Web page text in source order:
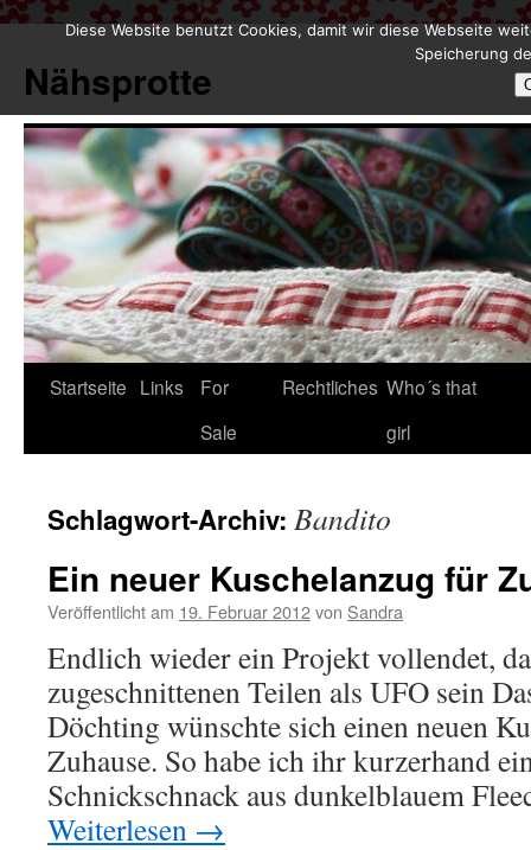
springen
Nähsprotte
Startseite Links
For
Sale
Rechtliches Who´s that
girl
Schlagwort-Archiv: Bandito
Ein neuer Kuschelanzug für
Veröffentlicht am 19. Februar 2012von Sandra
Endlich wieder ein Projekt vollendet,
zugeschnittenen Teilen als UFO sein
Döchting wünschte sich einen neuen
Zuhause. So habe ich ihr kurzerhand
Schnickschnack aus dunkelblauem
Weiterlesen →
Diese Website benutzt Cookies, damit wir diese Webseite
Speicherung